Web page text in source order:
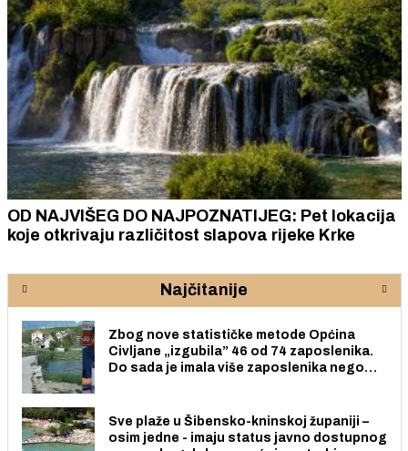
OD NAJVIŠEG DO NAJPOZNATIJEG: Pet lokacija
koje otkrivaju različitost slapova rijeke Krke
Najčitanije
Zbog nove statističke metode Općina
Civljane „izgubila” 46 od 74 zaposlenika.
Do sada je imala više zaposlenika nego
Sve plaže u Šibensko-kninskoj županiji –
osim jedne - imaju status javno dostupnog